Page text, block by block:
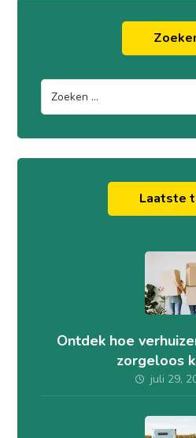
Laatste
Ontdek hoe
zorgeloos
juli 29,